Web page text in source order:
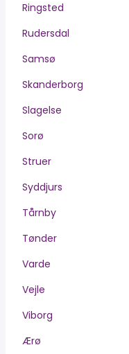
Ringsted
Rudersdal
Samsø
Skanderborg
Slagelse
Sorø
Struer
Syddjurs
Tårnby
Tønder
Varde
Vejle
Viborg
Ærø